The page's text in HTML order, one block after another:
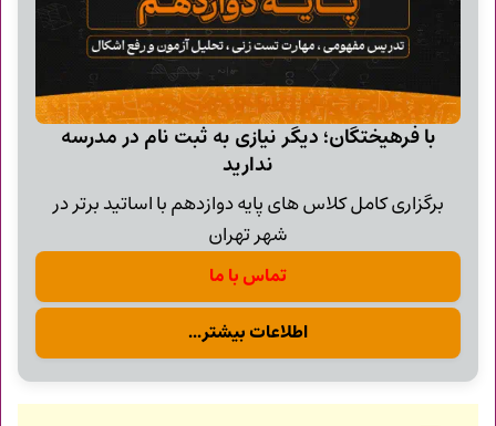
با فرهیختگان؛ دیگر نیازی به ثبت نام در مدرسه
ندارید
برگزاری کامل کلاس های پایه دوازدهم با اساتید برتر در
شهر تهران
تماس با ما
اطلاعات بیشتر...